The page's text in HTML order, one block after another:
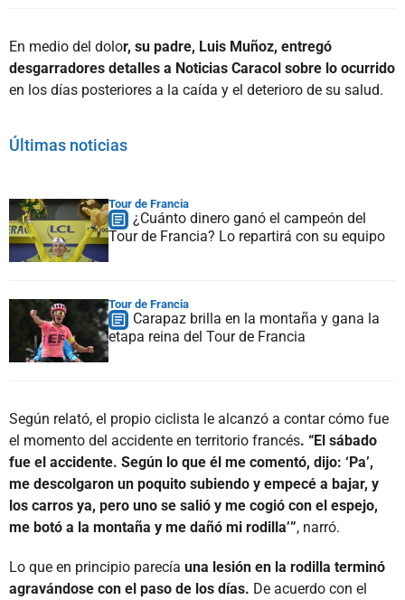
En medio del dolor, su padre, Luis Muñoz, entregó
desgarradores detalles a Noticias Caracol sobre lo ocurrido
en los días posteriores a la caída y el deterioro de su salud.
Últimas noticias
Tour de Francia
¿Cuánto dinero ganó el campeón del
Tour de Francia? Lo repartirá con su equipo
Tour de Francia
Carapaz brilla en la montaña y gana la
etapa reina del Tour de Francia
Según relató, el propio ciclista le alcanzó a contar cómo fue
el momento del accidente en territorio francés. “El sábado
fue el accidente. Según lo que él me comentó, dijo: ‘Pa’,
me descolgaron un poquito subiendo y empecé a bajar, y
los carros ya, pero uno se salió y me cogió con el espejo,
me botó a la montaña y me dañó mi rodilla’”, narró.
Lo que en principio parecía una lesión en la rodilla terminó
agravándose con el paso de los días. De acuerdo con el